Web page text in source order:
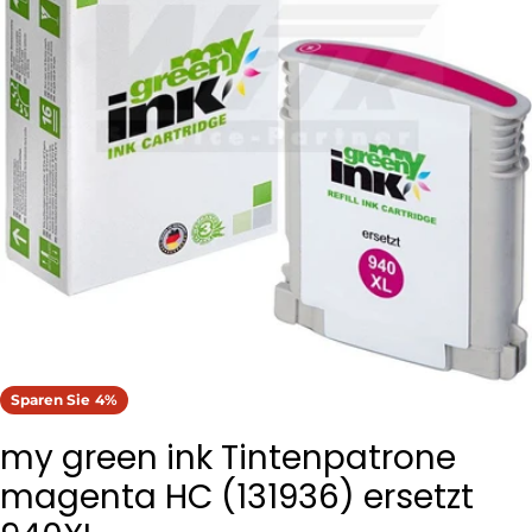
Sie das Medium 0 im Modalformat
Sparen Sie 4%
my green ink Tintenpatrone
magenta HC (131936) ersetzt